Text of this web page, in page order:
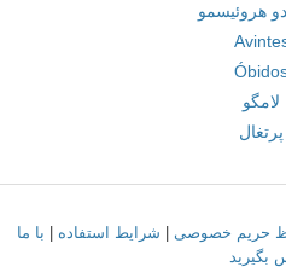
دو هروئیسمو
لامگو
پرتغال
حریم خصوصی شرایط استفاده
با ما
بگیرید